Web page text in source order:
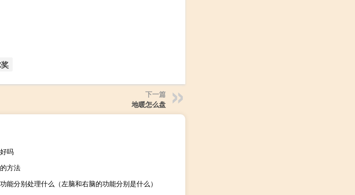
下一篇
地暖怎么盘
吗
方法
能分别处理什么（左脑和右脑的功能分别是什么）